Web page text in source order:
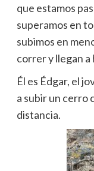
que estamos
superamos en
subimos en
correr y llegan a
Él es Édgar, el
a subir un cerro
distancia.